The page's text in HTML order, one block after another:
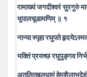
रामाख्यं जगदीश्वरं सुरगुरुं
भूपालचूडामणिम् ॥ १
नान्या स्पृहा रघुपते
भक्तिं प्रयच्छ रघुपुङ्गव
अतुलितबलधामं हेमशैलाभदेहं